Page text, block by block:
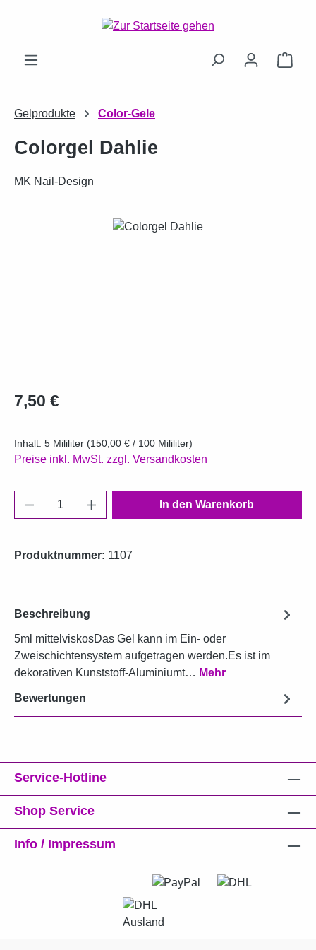
Zum Hauptinhalt springen
Gelprodukte Color-Gele
Colorgel Dahlie
MK Nail-Design
Bildergalerie überspringen
Regulärer Preis:
7,50 €
Inhalt: 5 Mililiter (150,00 € / 100 Mililiter)
Preise inkl. MwSt. zzgl. Versandkosten
Produkt Anzahl: Gib den gewünschten
In den Warenkorb
Produktnummer: 1107
Beschreibung
5ml mittelviskosDas Gel kann im Ein- oder
Zweischichtensystem aufgetragen werden.Es ist im
dekorativen Kunststoff-Aluminiumt… Mehr
Bewertungen
Service-Hotline
Shop Service
Info / Impressum